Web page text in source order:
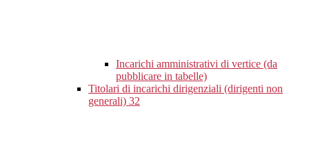
Incarichi amministrativi di vertice (da
pubblicare in tabelle)
Titolari di incarichi dirigenziali (dirigenti non
generali) 32